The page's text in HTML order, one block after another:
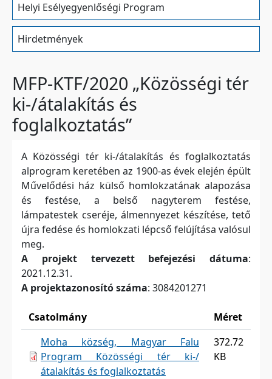
Helyi Esélyegyenlőségi Program
Hirdetmények
MFP-KTF/2020 „Közösségi tér
ki-/átalakítás és
foglalkoztatás”
A Közösségi tér ki-/átalakítás és foglalkoztatás
alprogram keretében az 1900-as évek elején épült
Művelődési ház külső homlokzatának alapozása
és festése, a belső nagyterem festése,
lámpatestek cseréje, álmennyezet készítése, tető
újra fedése és homlokzati lépcső felújítása valósul
meg.
A projekt tervezett befejezési dátuma:
2021.12.31.
A projektazonosító száma: 3084201271
Csatolmány
Méret
Moha község, Magyar Falu
Program Közösségi tér ki-/
átalakítás és foglalkoztatás
372.72
KB